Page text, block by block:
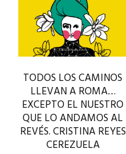
TODOS LOS CAMINOS
LLEVAN A ROMA…
EXCEPTO EL NUESTRO
QUE LO ANDAMOS AL
REVÉS. CRISTINA REYES
CEREZUELA